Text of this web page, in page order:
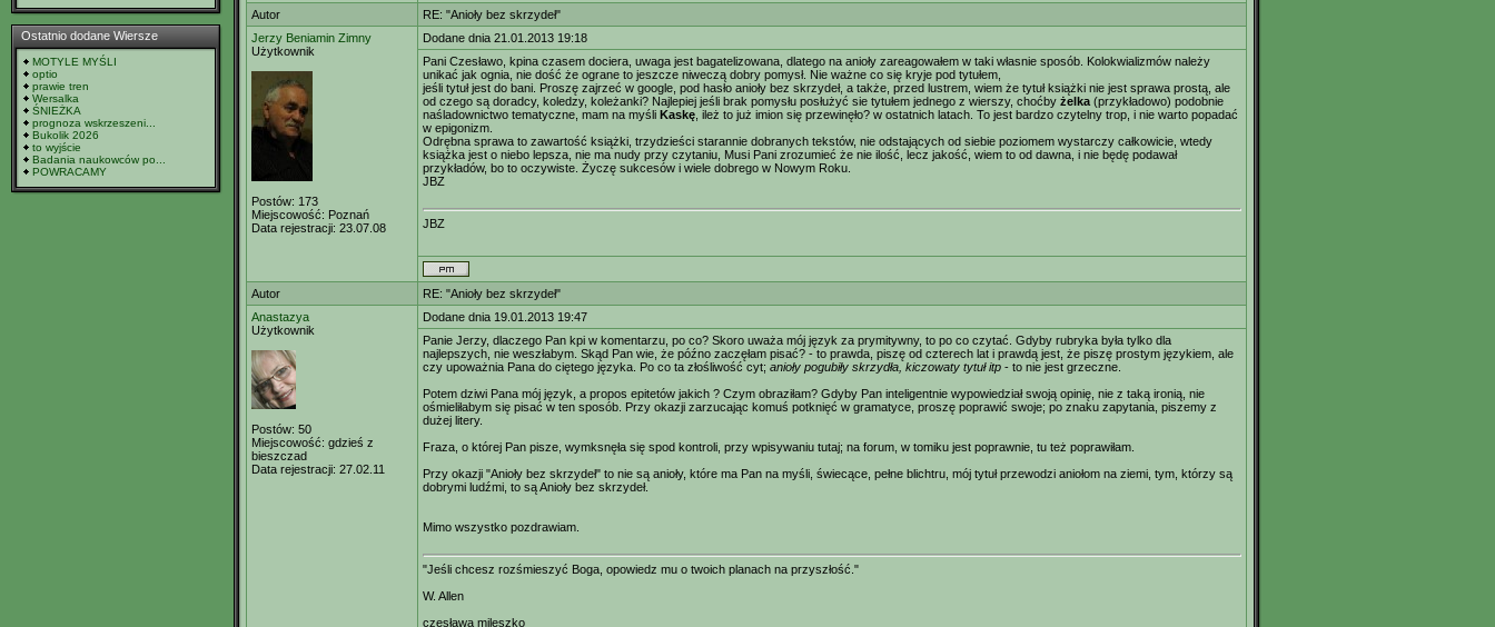
Ostatnio dodane Wiersze
MOTYLE MYŚLI
optio
prawie tren
Wersalka
ŚNIEŻKA
prognoza wskrzeszeni...
Bukolik 2026
to wyjście
Badania naukowców po...
POWRACAMY
Autor
RE: "Anioły bez skrzydeł"
Jerzy Beniamin Zimny
Użytkownik
Postów: 173
Miejscowość: Poznań
Data rejestracji: 23.07.08
Dodane dnia 21.01.2013 19:18
Pani Czesławo, kpina czasem dociera, uwaga jest bagatelizowana, dlatego na anioły zareagowałem w taki własnie sposób. Kolokwializmów należy
unikać jak ognia, nie dość że ograne to jeszcze niweczą dobry pomysł. Nie ważne co się kryje pod tytułem,
jeśli tytuł jest do bani. Proszę zajrzeć w google, pod hasło anioły bez skrzydeł, a także, przed lustrem, wiem że tytuł książki nie jest sprawa prostą, ale
od czego są doradcy, koledzy, koleżanki? Najlepiej jeśli brak pomysłu posłużyć sie tytułem jednego z wierszy, choćby żelka (przykładowo) podobnie
naśladownictwo tematyczne, mam na myśli Kaskę , ileż to już imion się przewinęło? w ostatnich latach. To jest bardzo czytelny trop, i nie warto popadać
w epigonizm.
Odrębna sprawa to zawartość książki, trzydzieści starannie dobranych tekstów, nie odstających od siebie poziomem wystarczy całkowicie, wtedy
książka jest o niebo lepsza, nie ma nudy przy czytaniu, Musi Pani zrozumieć że nie ilość, lecz jakość, wiem to od dawna, i nie będę podawał
przykładów, bo to oczywiste. Życzę sukcesów i wiele dobrego w Nowym Roku.
JBZ
JBZ
Autor
RE: "Anioły bez skrzydeł"
Anastazya
Użytkownik
Postów: 50
Miejscowość: gdzieś z
bieszczad
Data rejestracji: 27.02.11
Dodane dnia 19.01.2013 19:47
Panie Jerzy, dlaczego Pan kpi w komentarzu, po co? Skoro uważa mój język za prymitywny, to po co czytać. Gdyby rubryka była tylko dla
najlepszych, nie weszłabym. Skąd Pan wie, że późno zaczęłam pisać? - to prawda, piszę od czterech lat i prawdą jest, że piszę prostym językiem, ale
czy upoważnia Pana do ciętego języka. Po co ta złośliwość cyt; anioły pogubiły skrzydła, kiczowaty tytuł itp - to nie jest grzeczne.
Potem dziwi Pana mój język, a propos epitetów jakich ? Czym obraziłam? Gdyby Pan inteligentnie wypowiedział swoją opinię, nie z taką ironią, nie
ośmieliłabym się pisać w ten sposób. Przy okazji zarzucając komuś potknięć w gramatyce, proszę poprawić swoje; po znaku zapytania, piszemy z
dużej litery.
Fraza, o której Pan pisze, wymksnęła się spod kontroli, przy wpisywaniu tutaj; na forum, w tomiku jest poprawnie, tu też poprawiłam.
Przy okazji "Anioły bez skrzydeł" to nie są anioły, które ma Pan na myśli, świecące, pełne blichtru, mój tytuł przewodzi aniołom na ziemi, tym, którzy są
dobrymi ludźmi, to są Anioły bez skrzydeł.
Mimo wszystko pozdrawiam.
"Jeśli chcesz rozśmieszyć Boga, opowiedz mu o twoich planach na przyszłość."
W. Allen
czesława mileszko